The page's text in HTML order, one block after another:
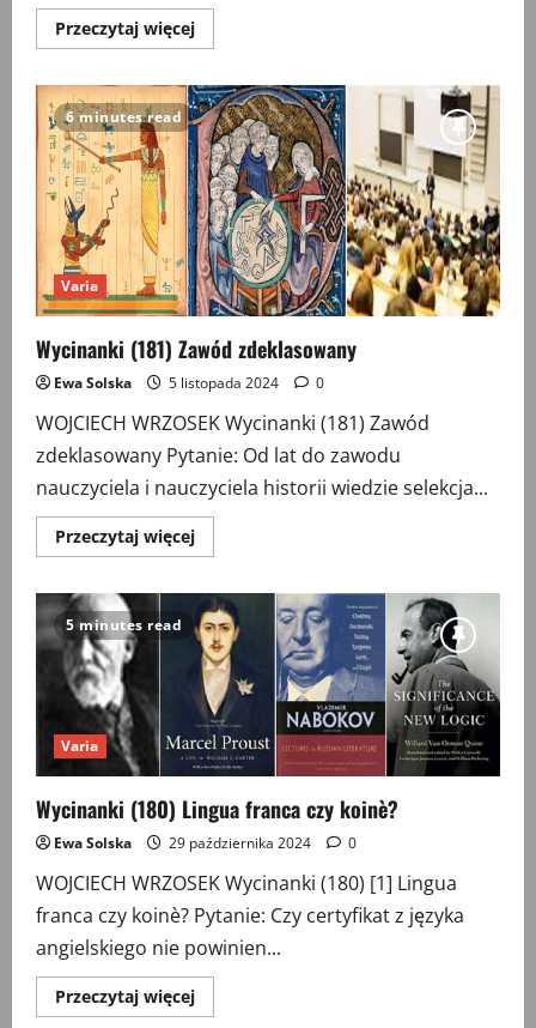
Przeczytaj więcejPrzeczytaj
więcej
(182)
Co
robić?
6 minutes read
Varia
Wycinanki (181) Zawód zdeklasowany
Ewa Solska 5 listopada 2024 0
WOJCIECH WRZOSEK Wycinanki (181) Zawód
zdeklasowany Pytanie: Od lat do zawodu
nauczyciela i nauczyciela historii wiedzie selekcja...
Przeczytaj więcejPrzeczytaj
więcej
(181)
Zawód
zdeklasowany
5 minutes read
Varia
Wycinanki (180) Lingua franca czy koinè?
Ewa Solska 29 października 2024 0
WOJCIECH WRZOSEK Wycinanki (180) [1] Lingua
franca czy koinè? Pytanie: Czy certyfikat z języka
angielskiego nie powinien...
Przeczytaj więcejPrzeczytaj
więcej